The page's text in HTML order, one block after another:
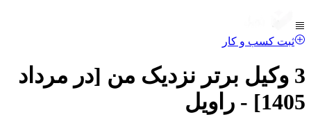
ثبت کسب و کار
3 وکیل برتر نزدیک من [در مرداد
1405] - راویل